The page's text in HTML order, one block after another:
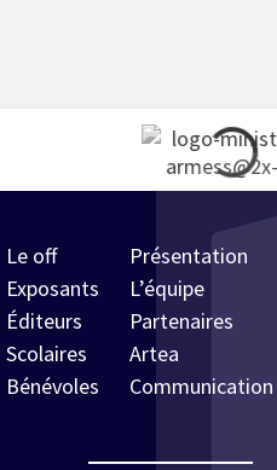
Le off
Exposants
Éditeurs
Scolaires
Bénévoles
Présentation
L’équipe
Partenaires
Artea
Communication